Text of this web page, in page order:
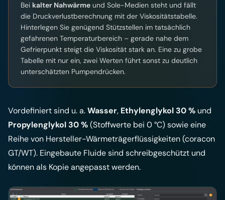
Bei kalter Nahwärme und Sole-Medien steht und fällt
die Druckverlustberechnung mit der Viskositätstabelle.
Hinterlegen Sie genügend Stützstellen im tatsächlich
gefahrenen Temperaturbereich – gerade nahe dem
Gefrierpunkt steigt die Viskosität stark an. Eine zu grobe
Tabelle mit nur ein, zwei Werten führt sonst zu deutlich
unterschätzten Pumpendrücken.
Vordefiniert sind u. a.Wasser, Ethylenglykol 30 % und
Propylenglykol 30 %(Stoffwerte bei 0 °C) sowie eine
Reihe von Hersteller-Wärmeträgerflüssigkeiten (coracon
GT/WT). Eingebaute Fluide sind schreibgeschützt und
können als Kopie angepasst werden.